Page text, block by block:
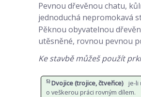
Pevnou dřevěnou chatu,
jednoduchá nepromokavá
Pěknou obyvatelnou
utěsněné, rovnou pevnou
Ke stavbě můžeš použít
5)Dvojice (trojice, čtveřice)
je-li
o veškerou práci rovným dílem.